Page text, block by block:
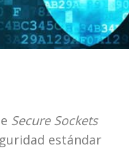
Secure Sockets
estándar